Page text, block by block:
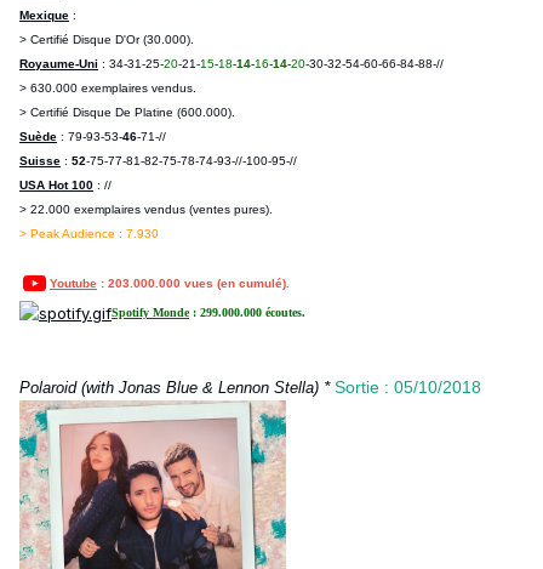
Mexique :
> Certifié Disque D'Or (30.000).
Royaume-Uni : 34-31-25-20-21-15-18-14-16-14-20-30-32-54-60-66-84-88-//
> 630.000 exemplaires vendus.
> Certifié Disque De Platine (600.000).
Suède : 79-93-53-46-71-//
Suisse : 52-75-77-81-82-75-78-7 4-93-//-100-9 5-/ /
USA Hot 100 : //
> 22.000 exemplaires vendus (ventes pures).
> Peak Audience : 7.930
Youtube : 203.000.000 vues (en cumulé).
Spotify Monde: 299.000.000 écoutes.
Polaroid (with Jonas Blue & Lennon Stella) * Sortie : 05/10/2018